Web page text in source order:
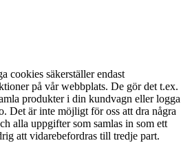
cookies säkerställer endast
på vår webbplats. De gör det t.ex.
produkter i din kundvagn eller logga
Det är inte möjligt för oss att dra några
alla uppgifter som samlas in som ett
att vidarebefordras till tredje part.